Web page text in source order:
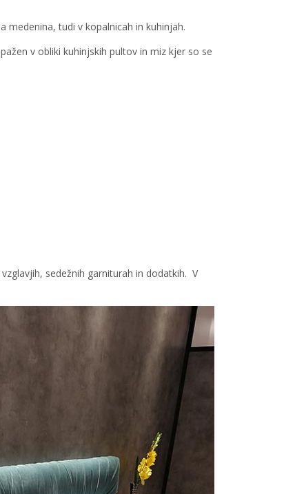
medenina, tudi v kopalnicah in kuhinjah.
v obliki kuhinjskih pultov in miz kjer so se
sedežnih garniturah in dodatkih. V